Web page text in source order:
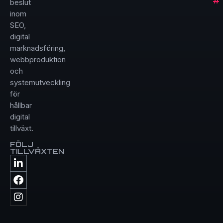
beslut
inom
SEO,
digital
marknadsföring,
webbproduktion
och
systemutveckling
för
hållbar
digital
tillväxt.
FÖLJ
TILLVÄXTEN